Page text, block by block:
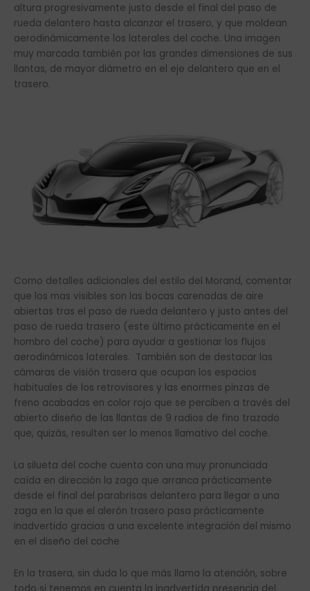
altura progresivamente justo desde el final del paso de
rueda delantero hasta alcanzar el trasero, y que moldean
aerodinámicamente los laterales del coche. Una imagen
muy marcada también por las grandes dimensiones de sus
llantas, de mayor diámetro en el eje delantero que en el
trasero.
Como detalles adicionales del estilo del Morand, comentar
que los mas visibles son las bocas carenadas de aire
abiertas tras el paso de rueda delantero y justo antes del
paso de rueda trasero (este último prácticamente en el
hombro del coche) para ayudar a gestionar los flujos
aerodinámicos laterales. También son de destacar las
cámaras de visión trasera que ocupan los espacios
habituales de los retrovisores y las enormes pinzas de
freno acabadas en color rojo que se perciben a través del
abierto diseño de las llantas de 9 radios de fino trazado
que, quizás, resulten ser lo menos llamativo del coche.
La silueta del coche cuenta con una muy pronunciada
caída en dirección la zaga que arranca prácticamente
desde el final del parabrisas delantero para llegar a una
zaga en la que el alerón trasero pasa prácticamente
inadvertido gracias a una excelente integración del mismo
en el diseño del coche
En la trasera, sin duda lo que más llama la atención, sobre
todo si tenemos en cuenta la inadvertida presencia del